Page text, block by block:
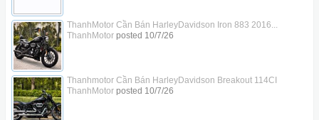
ThanhMotor Cần Bán HarleyDavidson Iron 883 2016...
ThanhMotorposted 10/7/26
Thanhmotor Cần Bán HarleyDavidson Breakout 114CI
ThanhMotorposted 10/7/26